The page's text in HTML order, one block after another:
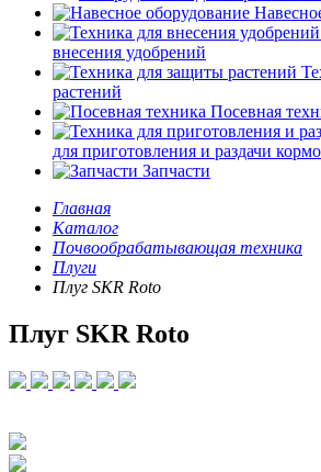
внесения удобрений
растений
Посевная
для приготовления и раздачи
Запчасти
Главная
Каталог
Почвообрабатывающая техника
Плуги
Плуг SKR Roto
Плуг SKR Roto